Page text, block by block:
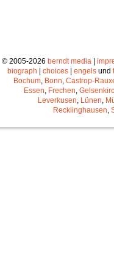
© 2005-2026 berndt media |
biograph | choices | engels und
Bochum Bonn Castrop-
Essen Frechen
Leverkusen Lünen
Recklinghausen